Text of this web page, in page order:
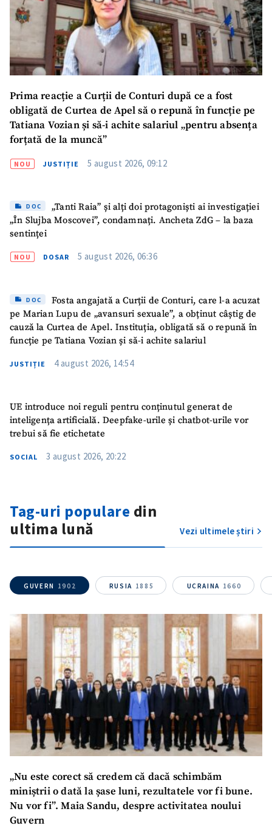
Prima reacție a Curții de Conturi după ce a fost
obligată de Curtea de Apel să o repună în funcție pe
Tatiana Vozian și să-i achite salariul „pentru absența
forțată de la muncă”
NOU JUSTIȚIE 5 august 2026, 09:12
DOC
„Tanti Raia” și alți doi protagoniști ai investigației
„În Slujba Moscovei”, condamnați. Ancheta ZdG – la baza
sentinței
NOU DOSAR 5 august 2026, 06:36
DOC
Fosta angajată a Curții de Conturi, care l-a acuzat
pe Marian Lupu de „avansuri sexuale”, a obținut câștig de
cauză la Curtea de Apel. Instituția, obligată să o repună în
funcție pe Tatiana Vozian și să-i achite salariul
JUSTIȚIE 4 august 2026, 14:54
UE introduce noi reguli pentru conținutul generat de
inteligența artificială. Deepfake-urile și chatbot-urile vor
trebui să fie etichetate
SOCIAL 3 august 2026, 20:22
Tag-uri populare din
ultima lună
Vezi ultimele știri
GUVERN 1902 RUSIA 1885 UCRAINA 1660
„Nu este corect să credem că dacă schimbăm
miniștrii o dată la șase luni, rezultatele vor fi bune.
Nu vor fi”. Maia Sandu, despre activitatea noului
Guvern
Titlu știre+ Adaugă titlu
Fotografie
+ Încarcă imagine
Link media+ Link media
CONTACT SURSĂ